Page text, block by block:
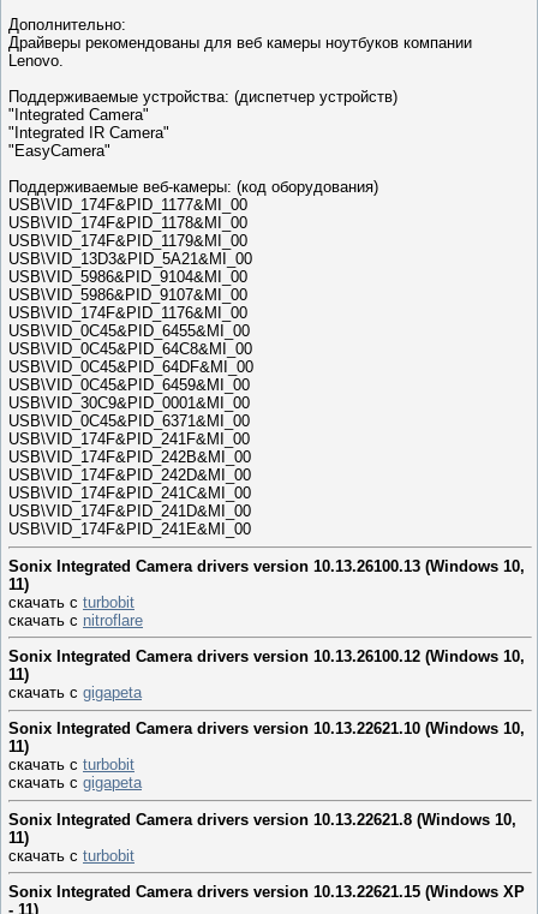
Дополнительно:
Драйверы рекомендованы для веб камеры ноутбуков компании
Lenovo.
Поддерживаемые устройства: (диспетчер устройств)
"Integrated Camera"
"Integrated IR Camera"
"EasyCamera"
Поддерживаемые веб-камеры: (код оборудования)
USB\VID_174F&PID_1177&MI_00
USB\VID_174F&PID_1178&MI_00
USB\VID_174F&PID_1179&MI_00
USB\VID_13D3&PID_5A21&MI_00
USB\VID_5986&PID_9104&MI_00
USB\VID_5986&PID_9107&MI_00
USB\VID_174F&PID_1176&MI_00
USB\VID_0C45&PID_6455&MI_00
USB\VID_0C45&PID_64C8&MI_00
USB\VID_0C45&PID_64DF&MI_00
USB\VID_0C45&PID_6459&MI_00
USB\VID_30C9&PID_0001&MI_00
USB\VID_0C45&PID_6371&MI_00
USB\VID_174F&PID_241F&MI_00
USB\VID_174F&PID_242B&MI_00
USB\VID_174F&PID_242D&MI_00
USB\VID_174F&PID_241C&MI_00
USB\VID_174F&PID_241D&MI_00
USB\VID_174F&PID_241E&MI_00
Sonix Integrated Camera drivers version 10.13.26100.13 (Windows 10,
11)
скачать с turbobit
скачать с nitroflare
Sonix Integrated Camera drivers version 10.13.26100.12 (Windows 10,
11)
скачать с gigapeta
Sonix Integrated Camera drivers version 10.13.22621.10 (Windows 10,
11)
скачать с turbobit
скачать с gigapeta
Sonix Integrated Camera drivers version 10.13.22621.8 (Windows 10,
11)
скачать с turbobit
Sonix Integrated Camera drivers version 10.13.22621.15 (Windows XP
- 11)